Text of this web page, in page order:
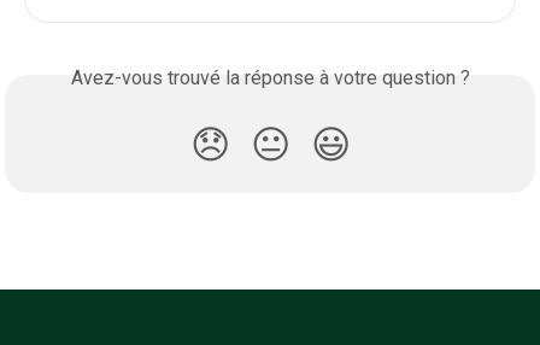
Avez-vous trouvé la réponse à votre question ?
😞 😐 😃